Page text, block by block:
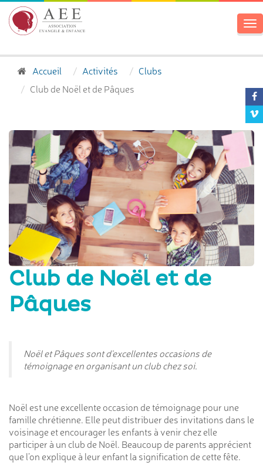
Accueil Activités
Clubs
Club de Noël et de Pâques
Club de Noël et de
Pâques
Noël et Pâques sont d'excellentes occasions de
témoignage en organisant un club chez soi.
Noël est une excellente occasion de témoignage pour une
famille chrétienne. Elle peut distribuer des invitations dans le
voisinage et encourager les enfants à venir chez elle
participer à un club de Noël. Beaucoup de parents apprécient
que l’on explique à leur enfant la signification de cette fête.